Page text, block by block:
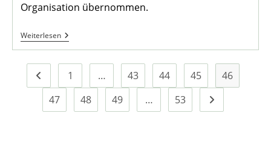
Organisation übernommen.
WeiterlesenEmscher
Exkursion
Zur vorherigen Seite
1 … 43 44 45
46
47
48 49 … 53 Zur nächsten